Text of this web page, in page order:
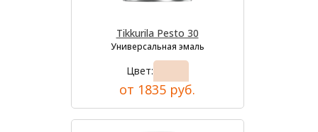
Tikkurila Pesto 30
Универсальная эмаль
Цвет:
от 1835 руб.